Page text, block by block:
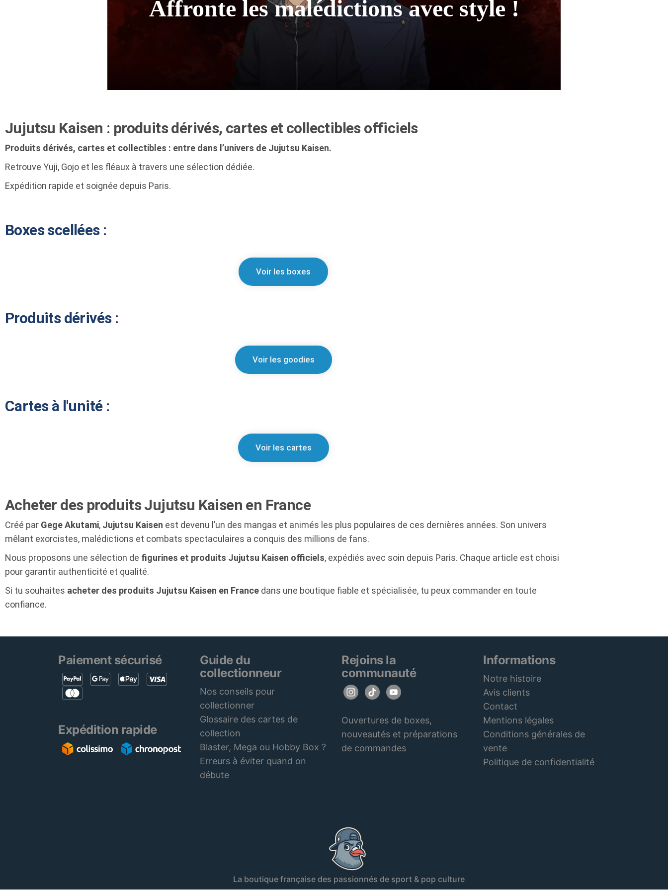
Affronte les malédictions avec style !
Jujutsu Kaisen : produits dérivés, cartes et collectibles officiels
Produits dérivés, cartes et collectibles : entre dans l’univers de Jujutsu Kaisen.
Retrouve Yuji, Gojo et les fléaux à travers une sélection dédiée.
Expédition rapide et soignée depuis Paris.
Boxes scellées :
Voir les boxes
Produits dérivés :
Voir les goodies
Cartes à l'unité :
Voir les cartes
Acheter des produits Jujutsu Kaisen en France
Créé par Gege Akutami, Jujutsu Kaisen est devenu l’un des mangas et animés les plus populaires de ces dernières années. Son univers
mêlant exorcistes, malédictions et combats spectaculaires a conquis des millions de fans.
Nous proposons une sélection de figurines et produits Jujutsu Kaisen officiels, expédiés avec soin depuis Paris. Chaque article est choisi
pour garantir authenticité et qualité.
Si tu souhaites acheter des produits Jujutsu Kaisen en France dans une boutique fiable et spécialisée, tu peux commander en toute
confiance.
Paiement sécurisé
Expédition rapide
Guide du
collectionneur
Nos conseils pour
collectionner
Glossaire des cartes de
collection
Blaster, Mega ou Hobby Box ?
Erreurs à éviter quand on
débute
Rejoins la
communauté
Ouvertures de boxes,
nouveautés et préparations
de commandes
Informations
Notre histoire
Avis clients
Contact
Mentions légales
Conditions générales de
vente
Politique de confidentialité
La boutique française des passionnés de sport & pop culture